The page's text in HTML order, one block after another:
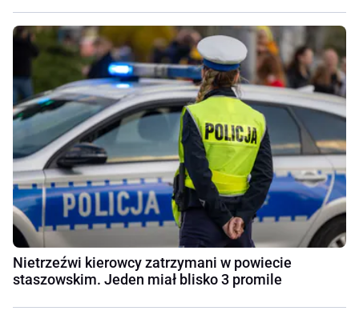
Nietrzeźwi kierowcy zatrzymani w powiecie
staszowskim. Jeden miał blisko 3 promile